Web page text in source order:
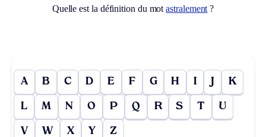
Quelle est la définition du motastralement ?
A B C D E F G H I J K
L M N O P Q R S T U
V W X Y Z